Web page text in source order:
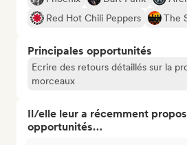
Red Hot Chili Peppers
The
Principales opportunités
Ecrire des retours détaillés sur la
morceaux
Il/elle leur a récemment
opportunités…